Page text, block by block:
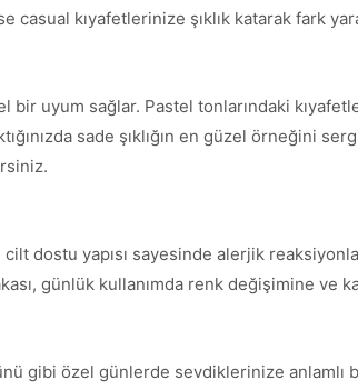
casual kıyafetlerinize şıklık katarak fark
uyum sağlar. Pastel tonlarındaki
sade şıklığın en güzel örneğini
dostu yapısı sayesinde alerjik
günlük kullanımda renk değişimine ve
gibi özel günlerde sevdiklerinize